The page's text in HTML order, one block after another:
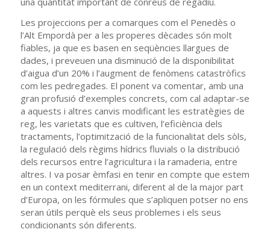
Les projeccions per a comarques com el Penedès o
l’Alt Empordà per a les properes dècades són molt
fiables, ja que es basen en seqüències llargues de
dades, i preveuen una disminució de la disponibilitat
d’aigua d’un 20% i l’augment de fenòmens catastròfics
com les pedregades. El ponent va comentar, amb una
gran profusió d’exemples concrets, com cal adaptar-se
a aquests i altres canvis modificant les estratègies de
reg, les varietats que es cultiven, l’eficiència dels
tractaments, l’optimització de la funcionalitat dels sòls,
la regulació dels règims hídrics fluvials o la distribució
dels recursos entre l’agricultura i la ramaderia, entre
altres. I va posar èmfasi en tenir en compte que estem
en un context mediterrani, diferent al de la major part
d’Europa, on les fórmules que s’apliquen potser no ens
seran útils perquè els seus problemes i els seus
condicionants són diferents.